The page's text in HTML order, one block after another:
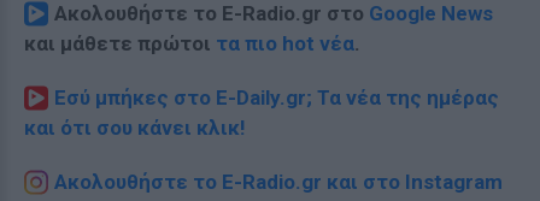
Ακολουθήστε το E-Radio.gr στο Google News
και μάθετε πρώτοι τα πιο hot νέα.
Εσύ μπήκες στο E-Daily.gr; Τα νέα της ημέρας
και ότι σου κάνει κλικ!
Ακολουθήστε το E-Radio.gr και στο Instagram